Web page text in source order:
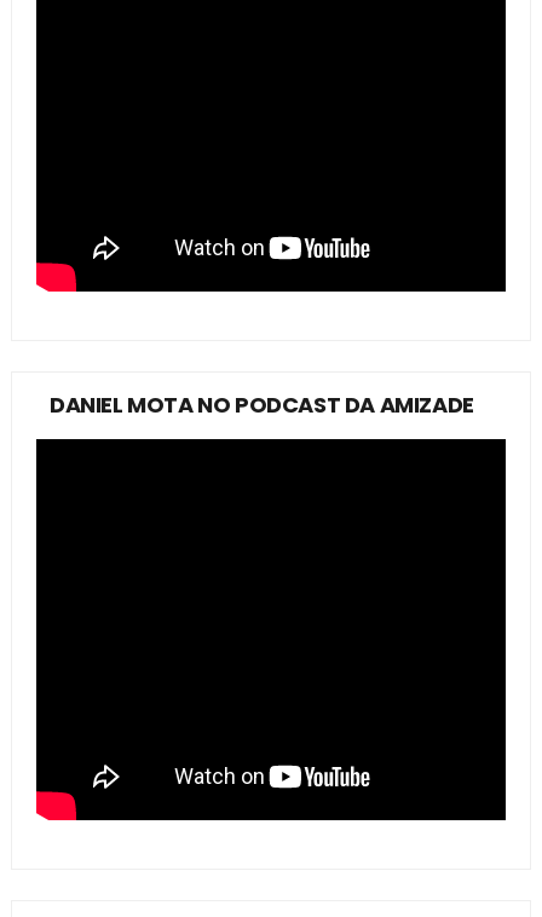
DANIEL MOTA NO PODCAST DA AMIZADE